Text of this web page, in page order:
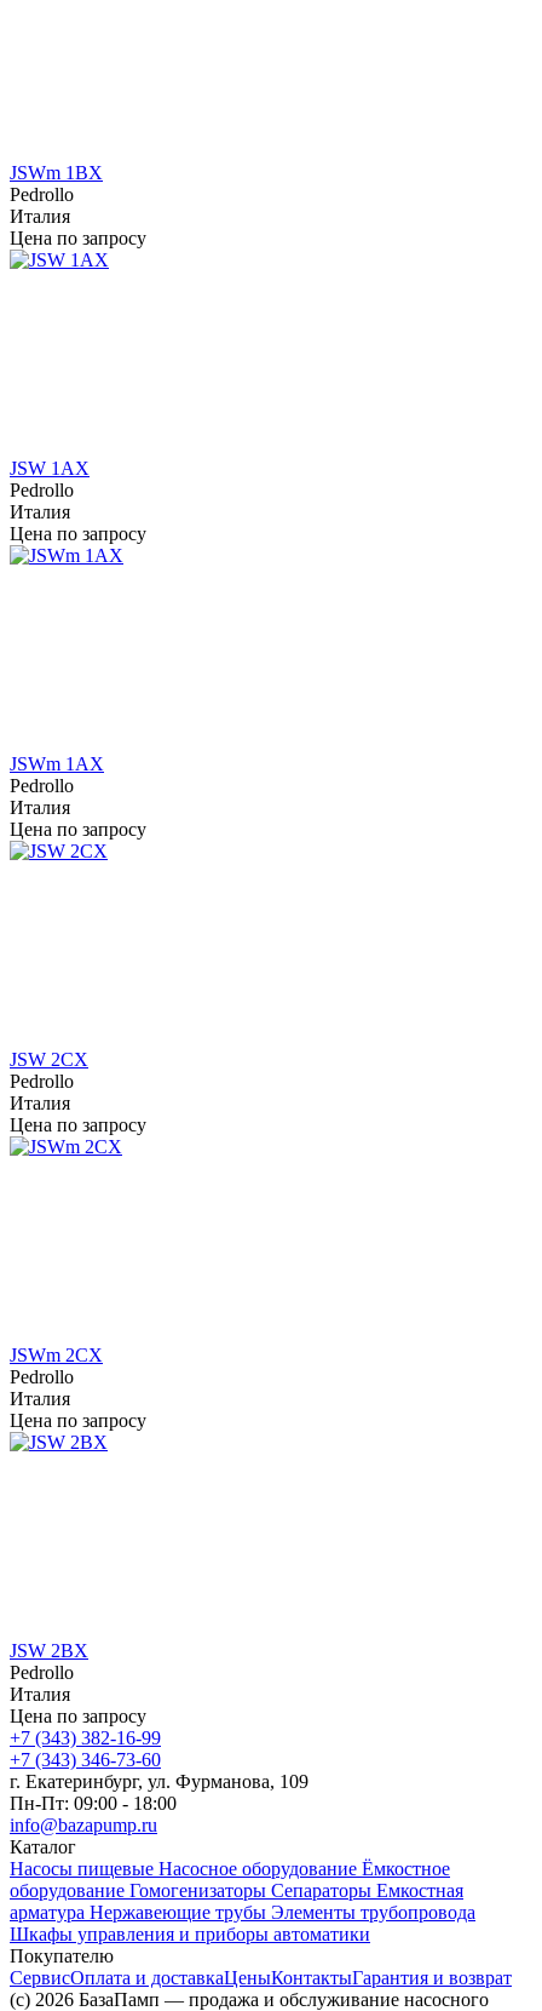
JSWm 1BX
Pedrollo
Италия
Цена по запросу
JSW 1AX
Pedrollo
Италия
Цена по запросу
JSWm 1AX
Pedrollo
Италия
Цена по запросу
JSW 2CX
Pedrollo
Италия
Цена по запросу
JSWm 2CX
Pedrollo
Италия
Цена по запросу
JSW 2BX
Pedrollo
Италия
Цена по запросу
+7 (343) 382-16-99
+7 (343) 346-73-‬60
г. Екатеринбург, ул. Фурманова, 109
Пн-Пт: 09:00 - 18:00
info@bazapump.ru
Каталог
Насосы пищевые Насосное оборудование Ёмкостное
оборудование Гомогенизаторы Сепараторы Емкостная
арматура Нержавеющие трубы Элементы трубопровода
Шкафы управления и приборы автоматики
Покупателю
СервисОплата и доставкаЦеныКонтактыГарантия и возврат
(c) 2026 БазаПамп — продажа и обслуживание насосного